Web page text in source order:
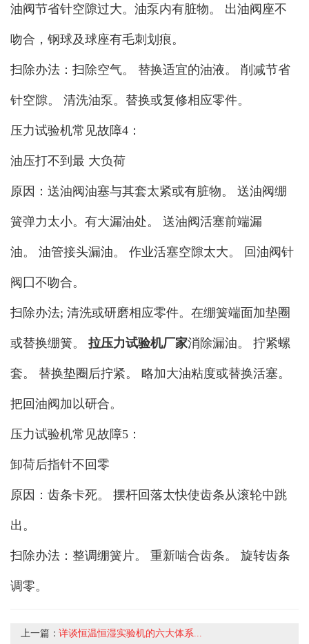
油阀节省针空隙过大。油泵内有脏物。 出油阀座不
吻合，钢球及球座有毛刺划痕。
扫除办法：扫除空气。 替换适宜的油液。 削减节省
针空隙。 清洗油泵。替换或复修相应零件。
压力试验机常见故障4：
油压打不到最 大负荷
原因：送油阀油塞与其套太紧或有脏物。 送油阀绷
簧弹力太小。有大漏油处。 送油阀活塞前端漏
油。 油管接头漏油。 作业活塞空隙太大。 回油阀针
阀囗不吻合。
扫除办法; 清洗或研磨相应零件。在绷簧端面加垫圈
或替换绷簧。 拉压力试验机厂家消除漏油。 拧紧螺
套。 替换垫圈后拧紧。 略加大油粘度或替换活塞。
把回油阀加以研合。
压力试验机常见故障5：
卸荷后指针不回零
原因：齿条卡死。 摆杆回落太快使齿条从滚轮中跳
出。
扫除办法：整调绷簧片。 重新啮合齿条。 旋转齿条
调零。
上一篇：详谈恒温恒湿实验机的六大体系...